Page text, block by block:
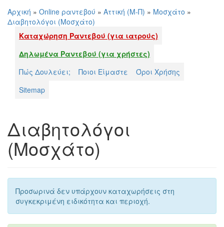
Αρχική » Online ραντεβού » Αττική (Μ-Π) » Μοσχάτο »
Διαβητολόγοι (Μοσχάτο)
Καταχώρηση Ραντεβού (για ιατρούς)
Δηλωμένα Ραντεβού (για χρήστες)
Πώς Δουλεύει;
Ποιοι Είμαστε
Όροι Χρήσης
Sitemap
Διαβητολόγοι
(Μοσχάτο)
Προσωρινά δεν υπάρχουν καταχωρήσεις στη
συγκεκριμένη ειδικότητα και περιοχή.